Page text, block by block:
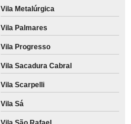
Vila Metalúrgica
Vila Palmares
Vila Progresso
Vila Sacadura Cabral
Vila Scarpelli
Vila Sá